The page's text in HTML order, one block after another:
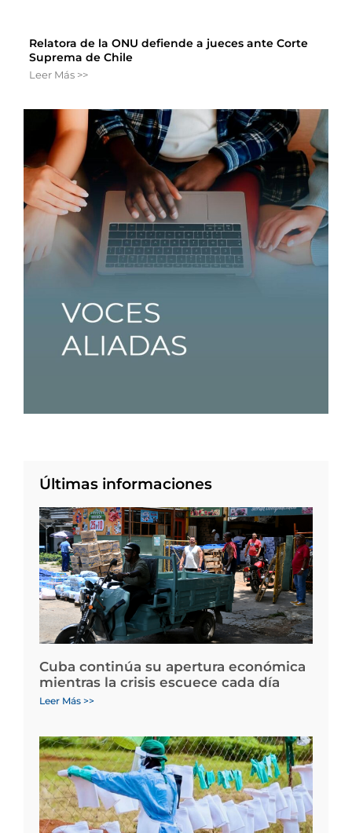
Relatora de la ONU defiende a jueces ante Corte
Suprema de Chile
Leer Más >>
Últimas informaciones
Cuba continúa su apertura económica
mientras la crisis escuece cada día
Leer Más >>